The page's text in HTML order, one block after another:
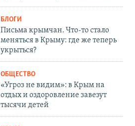
БЛОГИ
Письма крымчан. Что-то стало
меняться в Крыму: где же теперь
укрыться?
ОБЩЕСТВО
«Угроз не видим»: в Крым на
отдых и оздоровление завезут
тысячи детей